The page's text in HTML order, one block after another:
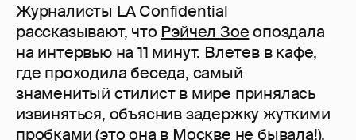
Журналисты LA Confidential
рассказывают, что Рэйчел Зоеопоздала
на интервью на 11 минут. Влетев в кафе,
где проходила беседа, самый
знаменитый стилист в мире принялась
извиняться, объяснив задержку жуткими
пробками (это она в Москве не бывала!).